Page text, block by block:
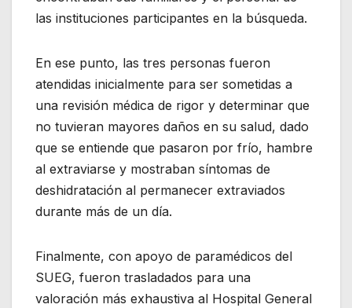
las instituciones participantes en la búsqueda.
En ese punto, las tres personas fueron
atendidas inicialmente para ser sometidas a
una revisión médica de rigor y determinar que
no tuvieran mayores daños en su salud, dado
que se entiende que pasaron por frío, hambre
al extraviarse y mostraban síntomas de
deshidratación al permanecer extraviados
durante más de un día.
Finalmente, con apoyo de paramédicos del
SUEG, fueron trasladados para una
valoración más exhaustiva al Hospital General